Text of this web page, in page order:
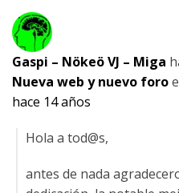
Gaspi – Nökeö VJ – Miga
Nueva web y nuevo foro
hace 14 años
Hola a tod@s,
antes de nada